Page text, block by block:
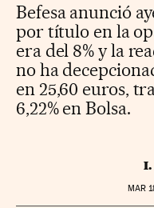
Befesa anunció
por título en la
era del 8% y la
no ha
en 25,60 euros,
6,22% en Bolsa.
I.
MAR